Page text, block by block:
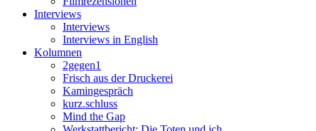
Interviews
Interviews
Interviews in English
Kolumnen
2gegen1
Frisch aus der Druckerei
Kamingespräch
kurz.schluss
Mind the Gap